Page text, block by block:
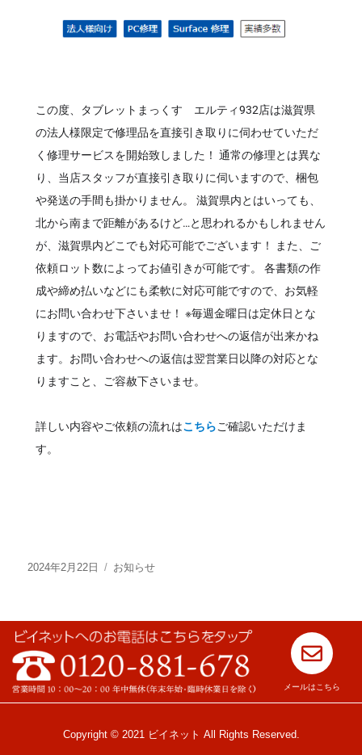
この度、タブレットまっくす エルティ932店は滋賀県
の法人様限定で修理品を直接引き取りに伺わせていただ
く修理サービスを開始致しました！ 通常の修理とは異な
り、当店スタッフが直接引き取りに伺いますので、梱包
や発送の手間も掛かりません。 滋賀県内とはいっても、
北から南まで距離があるけど…と思われるかもしれません
が、滋賀県内どこでも対応可能でございます！ また、ご
依頼ロット数によってお値引きが可能です。 各書類の作
成や締め払いなどにも柔軟に対応可能ですので、お気軽
にお問い合わせ下さいませ！ ※毎週金曜日は定休日とな
りますので、お電話やお問い合わせへの返信が出来かね
ます。お問い合わせへの返信は翌営業日以降の対応とな
りますこと、ご容赦下さいませ。
詳しい内容やご依頼の流れはこちらご確認いただけま
す。
2024年2月22日 お知らせ
メールはこちら
Copyright © 2021 ビイネット All Rights Reserved.